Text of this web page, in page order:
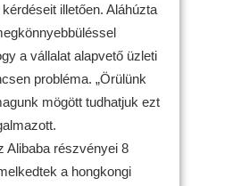
illetően. Aláhúzta
a vállalat alapvető üzleti
probléma. „Örülünk
mögött tudhatjuk ezt
Alibaba részvényei 8
a hongkongi